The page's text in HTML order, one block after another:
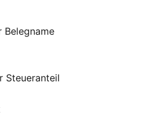
Belegname
Steueranteil